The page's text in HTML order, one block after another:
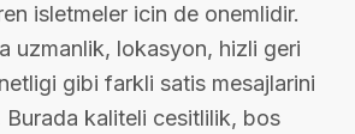
isletmeler icin de onemlidir.
uzmanlik, lokasyon, hizli geri
gibi farkli satis mesajlarini
Burada kaliteli cesitlilik, bos